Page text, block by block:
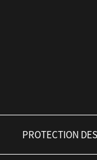
PROTECTION